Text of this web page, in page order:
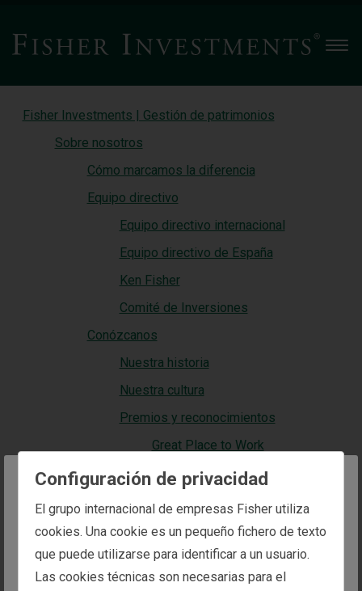
The website you are trying to reach is
intended for investors in Spain
You appear to be in the United States
Fisher Investments | Gestión de patrimonios
Sobre nosotros
Cómo marcamos la diferencia
Equipo directivo
Equipo directivo internacional
Equipo directivo de España
Ken Fisher
Comité de Inversiones
Conózcanos
Nuestra historia
Nuestra cultura
Premios y reconocimientos
Great Place to Work
Artículos y publicaciones
Nuestros representantes
Trabaja con nosotros
Accesibilidad
Contacte con nosotros
Configuración de privacidad
El grupo internacional de empresas Fisher utiliza
cookies. Una cookie es un pequeño fichero de texto
que puede utilizarse para identificar a un usuario.
Las cookies técnicas son necesarias para el